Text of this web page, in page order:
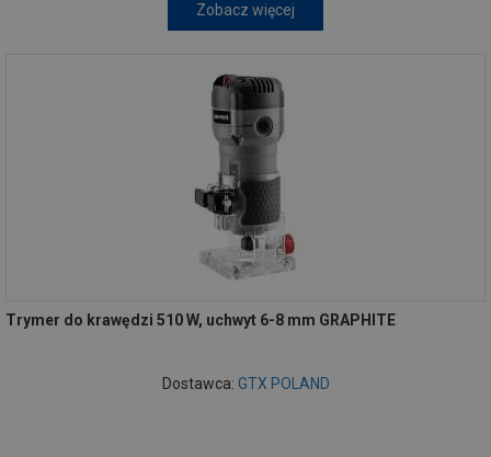
Zobacz więcej
Trymer do krawędzi 510 W, uchwyt 6-8 mm GRAPHITE
Dostawca: GTX POLAND